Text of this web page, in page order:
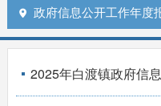
 政府信息公开工作年度
2025年白渡镇政府信